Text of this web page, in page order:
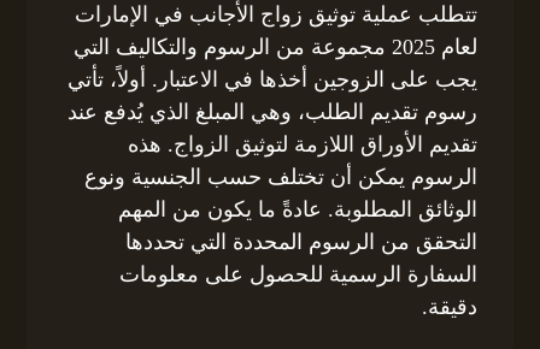
تتطلب عملية توثيق زواج الأجانب في الإمارات
لعام 2025 مجموعة من الرسوم والتكاليف التي
يجب على الزوجين أخذها في الاعتبار. أولاً، تأتي
رسوم تقديم الطلب، وهي المبلغ الذي يُدفع عند
تقديم الأوراق اللازمة لتوثيق الزواج. هذه
الرسوم يمكن أن تختلف حسب الجنسية ونوع
الوثائق المطلوبة. عادةً ما يكون من المهم
التحقق من الرسوم المحددة التي تحددها
السفارة الرسمية للحصول على معلومات
دقيقة.